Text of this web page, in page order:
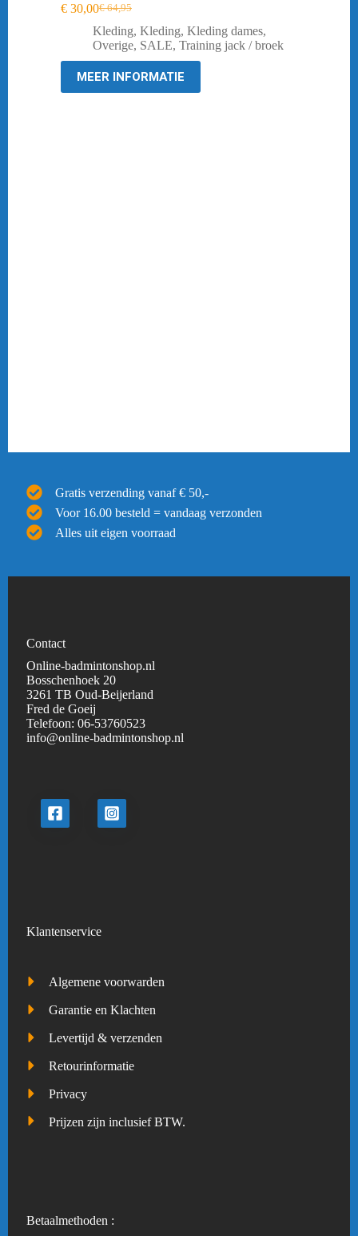
€64,95
Oorspronkelijke
prijs
was:
€ 30,00Huidige
prijs
is:
Kleding, Kleding, Kleding dames,
Overige, SALE, Training jack / broek
MEER INFORMATIE
Gratis verzending vanaf € 50,-
Voor 16.00 besteld = vandaag verzonden
Alles uit eigen voorraad
Contact
Online-badmintonshop.nl
Bosschenhoek 20
3261 TB Oud-Beijerland
Fred de Goeij
Telefoon:06-53760523
info@online-badmintonshop.nl
Klantenservice
Algemene voorwarden
Garantie en Klachten
Levertijd & verzenden
Retourinformatie
Privacy
Prijzen zijn inclusief BTW.
Betaalmethoden :